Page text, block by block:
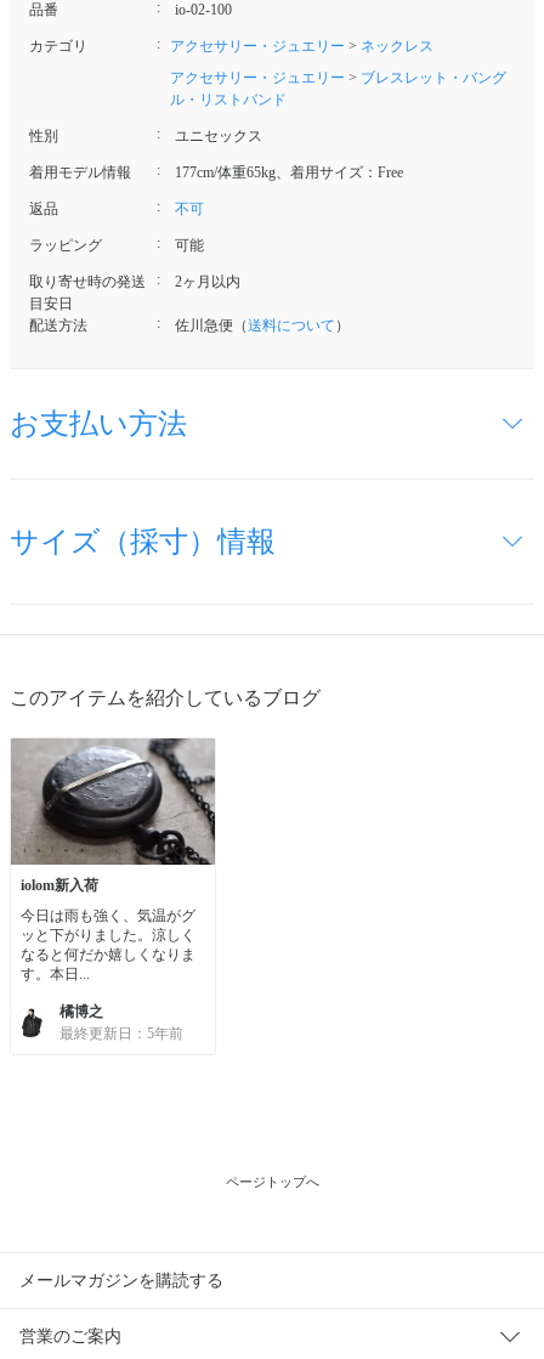
品番 io-02-100
カテゴリ アクセサリー・ジュエリー > ネックレス
アクセサリー・ジュエリー > ブレスレット・バング
ル・リストバンド
性別 ユニセックス
着用モデル情報 177cm/体重65kg、着用サイズ：Free
返品 不可
ラッピング 可能
取り寄せ時の発送
目安日
2ヶ月以内
配送方法 佐川急便（送料について ）
お支払い方法
サイズ（採寸）情報
このアイテムを紹介しているブログ
iolom新入荷
今日は雨も強く、気温がグ
ッと下がりました。涼しく
なると何だか嬉しくなりま
す。本日...
橘博之
最終更新日：5年前
ページトップへ
メールマガジンを購読する
営業のご案内